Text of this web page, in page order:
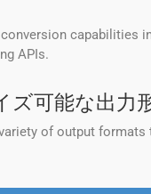
capabilities
APIs.
ズ可能な出力
of output